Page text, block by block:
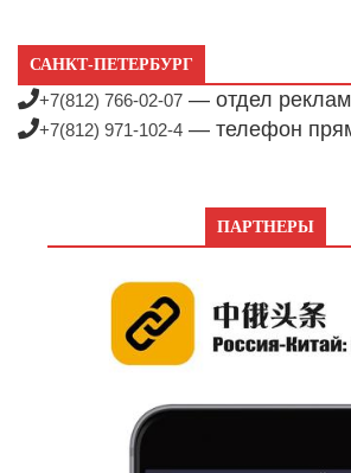
САНКТ-ПЕТЕРБУРГ
+7(812) 766-02-07 — отдел
+7(812) 971-102-4 — телефон
ПАРТНЕРЫ